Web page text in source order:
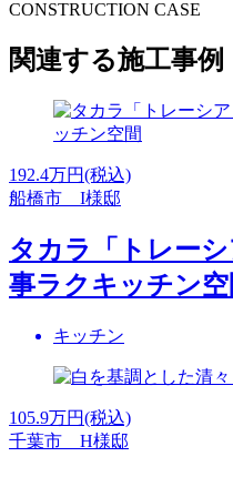
CONSTRUCTION CASE
関連する施工事例
192.4万円(税込)
船橋市 I様邸
タカラ「トレー
事ラクキッチン空
キッチン
105.9万円(税込)
千葉市 H様邸